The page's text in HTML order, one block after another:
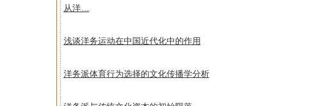
从洋…
浅谈洋务运动在中国近代化中的作用
洋务派体育行为选择的文化传播学分析